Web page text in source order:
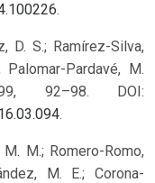
.
D. S.; Ramírez-Silva,
Palomar-Pardavé, M.
92–98. DOI:
.
M.; Romero-Romo,
M. E.; Corona-